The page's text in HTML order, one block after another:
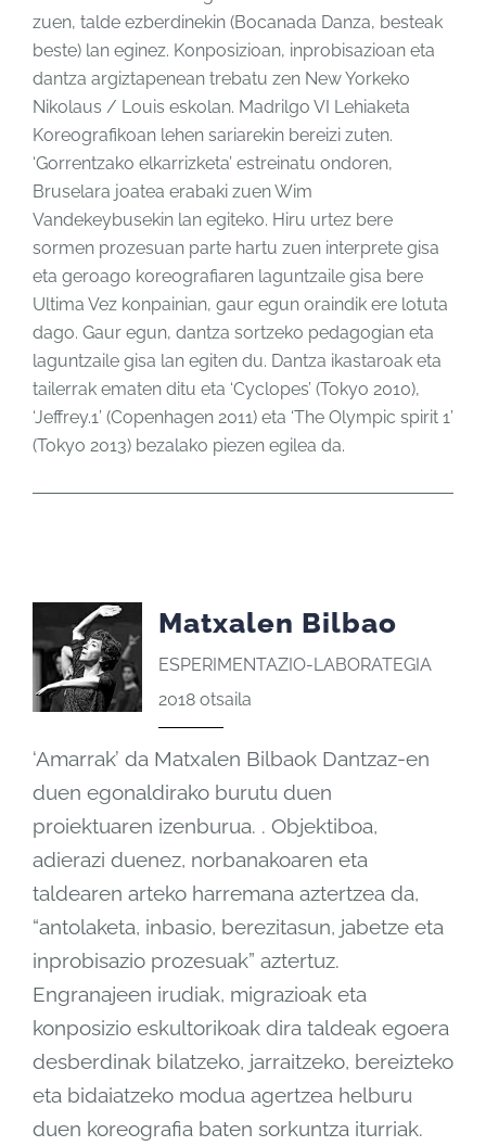
zuen, talde ezberdinekin (Bocanada Danza, besteak
beste) lan eginez. Konposizioan, inprobisazioan eta
dantza argiztapenean trebatu zen New Yorkeko
Nikolaus / Louis eskolan. Madrilgo VI Lehiaketa
Koreografikoan lehen sariarekin bereizi zuten.
‘Gorrentzako elkarrizketa’ estreinatu ondoren,
Bruselara joatea erabaki zuen Wim
Vandekeybusekin lan egiteko. Hiru urtez bere
sormen prozesuan parte hartu zuen interprete gisa
eta geroago koreografiaren laguntzaile gisa bere
Ultima Vez konpainian, gaur egun oraindik ere lotuta
dago. Gaur egun, dantza sortzeko pedagogian eta
laguntzaile gisa lan egiten du. Dantza ikastaroak eta
tailerrak ematen ditu eta ‘Cyclopes’ (Tokyo 2010),
‘Jeffrey.1’ (Copenhagen 2011) eta ‘The Olympic spirit 1’
(Tokyo 2013) bezalako piezen egilea da.
Matxalen Bilbao
ESPERIMENTAZIO-LABORATEGIA
2018 otsaila
‘Amarrak’ da Matxalen Bilbaok Dantzaz-en
duen egonaldirako burutu duen
proiektuaren izenburua. . Objektiboa,
adierazi duenez, norbanakoaren eta
taldearen arteko harremana aztertzea da,
“antolaketa, inbasio, berezitasun, jabetze eta
inprobisazio prozesuak” aztertuz.
Engranajeen irudiak, migrazioak eta
konposizio eskultorikoak dira taldeak egoera
desberdinak bilatzeko, jarraitzeko, bereizteko
eta bidaiatzeko modua agertzea helburu
duen koreografia baten sorkuntza iturriak.